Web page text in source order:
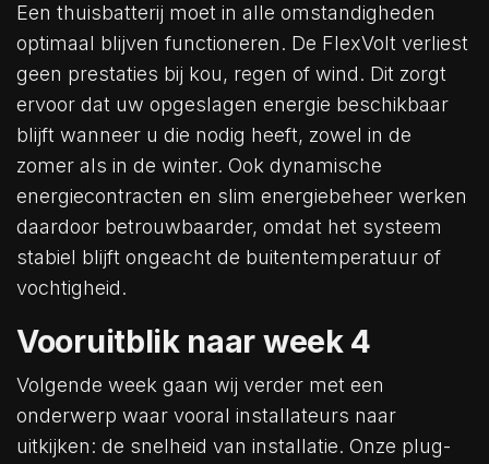
Een thuisbatterij moet in alle omstandigheden
optimaal blijven functioneren. De FlexVolt verliest
geen prestaties bij kou, regen of wind. Dit zorgt
ervoor dat uw opgeslagen energie beschikbaar
blijft wanneer u die nodig heeft, zowel in de
zomer als in de winter. Ook dynamische
energiecontracten en slim energiebeheer werken
daardoor betrouwbaarder, omdat het systeem
stabiel blijft ongeacht de buitentemperatuur of
vochtigheid.
Vooruitblik naar week 4
Volgende week gaan wij verder met een
onderwerp waar vooral installateurs naar
uitkijken: de snelheid van installatie. Onze plug-